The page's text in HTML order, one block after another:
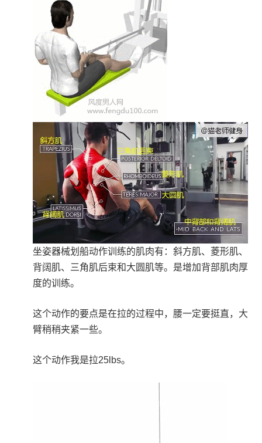
坐姿器械划船动作训练的肌肉有：斜方肌、菱形肌、
背阔肌、三角肌后束和大圆肌等。是增加背部肌肉厚
度的训练。
这个动作的要点是在拉的过程中，腰一定要挺直，大
臂稍稍夹紧一些。
这个动作我是拉25lbs。